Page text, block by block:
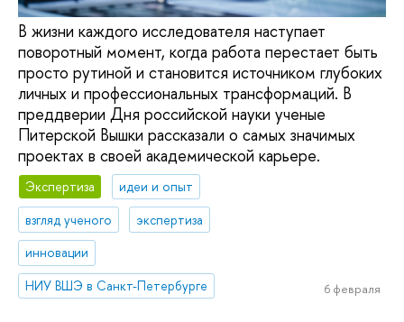
В жизни каждого исследователя наступает
поворотный момент, когда работа перестает быть
просто рутиной и становится источником глубоких
личных и профессиональных трансформаций. В
преддверии Дня российской науки ученые
Питерской Вышки рассказали о самых значимых
проектах в своей академической карьере.
Экспертиза
идеи и опыт
взгляд ученого
экспертиза
инновации
НИУ ВШЭ в Санкт-Петербурге
6 февраля